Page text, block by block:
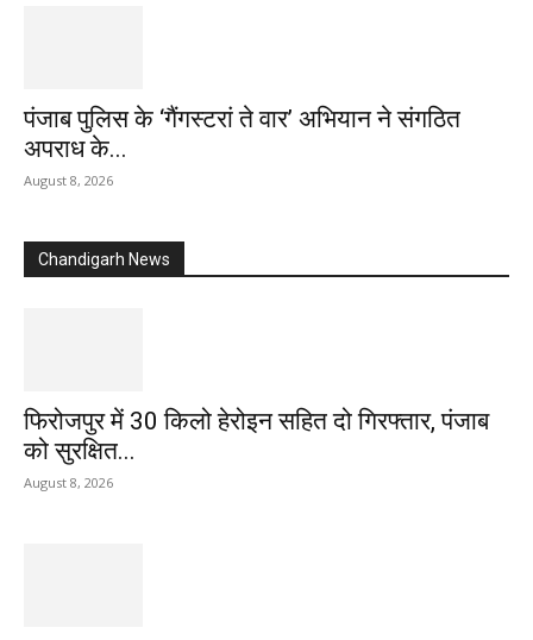
पंजाब पुलिस के ‘गैंगस्टरां ते वार’ अभियान ने संगठित
अपराध के...
August 8, 2026
Chandigarh News
फिरोजपुर में 30 किलो हेरोइन सहित दो गिरफ्तार, पंजाब
को सुरक्षित...
August 8, 2026